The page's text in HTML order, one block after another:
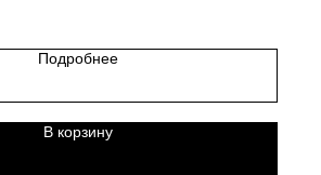
Подробнее
В корзину